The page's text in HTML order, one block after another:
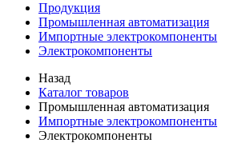
Продукция
Промышленная автоматизация
Импортные электрокомпоненты
Электрокомпоненты
Назад
Каталог товаров
Промышленная автоматизация
Импортные электрокомпоненты
Электрокомпоненты